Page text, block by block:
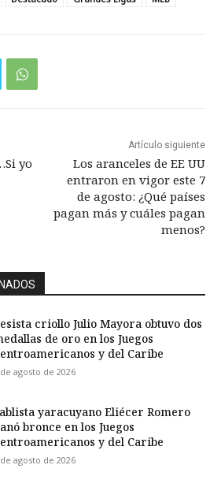
yo
Artículo siguiente
Los aranceles de EE UU
entraron en vigor este 7
de agosto: ¿Qué países
pagan más y cuáles pagan
menos?
criollo Julio Mayora obtuvo dos
de oro en los Juegos
y del Caribe
agosto de 2026
yaracuyano Eliécer Romero
bronce en los Juegos
y del Caribe
agosto de 2026